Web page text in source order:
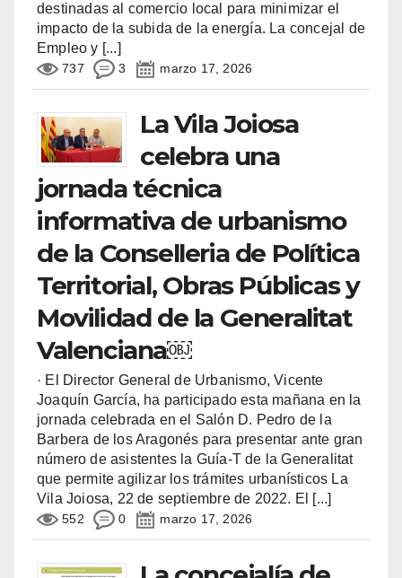
destinadas al comercio local para minimizar el
impacto de la subida de la energía. La concejal de
Empleo y [...]
737 3 marzo 17, 2026
La Vila Joiosa
celebra una
jornada técnica
informativa de urbanismo
de la Conselleria de Política
Territorial, Obras Públicas y
Movilidad de la Generalitat
Valenciana￼
· El Director General de Urbanismo, Vicente
Joaquín García, ha participado esta mañana en la
jornada celebrada en el Salón D. Pedro de la
Barbera de los Aragonés para presentar ante gran
número de asistentes la Guía-T de la Generalitat
que permite agilizar los trámites urbanísticos La
Vila Joiosa, 22 de septiembre de 2022. El [...]
552 0 marzo 17, 2026